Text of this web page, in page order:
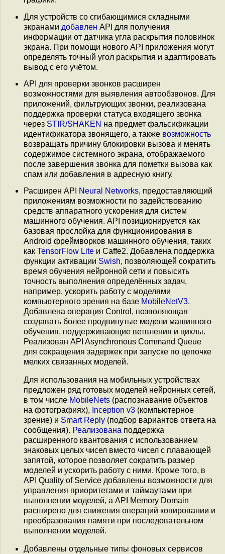
Для устройств со сгибающимися складными
экранами добавлен API для получения
информации от датчика угла раскрытия половинок
экрана. При помощи нового API приложения могут
определять точный угол раскрытия и адаптировать
вывод с его учётом.
API для проверки звонков расширен
возможностями для выявления автообзвонов. Для
приложений, фильтрующих звонки, реализована
поддержка проверки статуса входящего звонка
через STIR/SHAKEN на предмет фальсификации
идентификатора звонящего, а также возможность
возвращать причину блокировки вызова и менять
содержимое системного экрана, отображаемого
после завершения звонка для пометки вызова как
спам или добавления в адресную книгу.
Расширен API
Neural Networks, предоставляющий
приложениям возможности по задействованию
средств аппаратного ускорения для систем
машинного обучения. API позиционируется как
базовая прослойка для функционирования в
Android фреймворков машинного обучения, таких
как TensorFlow Lite и Caffe2. Добавлена поддержка
функции активации Swish, позволяющей сократить
время обучения нейронной сети и повысить
точность выполнения определённых задач,
например, ускорить работу с моделями
компьютерного зрения на базе MobileNetV3.
Добавлена операция Control, позволяющая
создавать более продвинутые модели машинного
обучения, поддерживающие ветвления и циклы.
Реализован API Asynchronous Command Queue
для сокращения задержек при запуске по цепочке
мелких связанных моделей.
Для использования на мобильных устройствах
предложен ряд готовых моделей нейронных сетей,
в том числе MobileNets (распознавание объектов
на фотографиях), Inception v3 (компьютерное
зрение) и Smart Reply (подбор вариантов ответа на
сообщения). Реализована поддержка
расширенного квантования с использованием
знаковых целых чисел вместо чисел с плавающей
запятой, которое позволяет сократить размер
моделей и ускорить работу с ними. Кроме того, в
API Quality of Service добавлены возможности для
управления приоритетами и таймаутами при
выполнении моделей, а API Memory Domain
расширено для снижения операций копировании и
преобразования памяти при последовательном
выполнении моделей.
Добавлены отдельные типы фоновых сервисов